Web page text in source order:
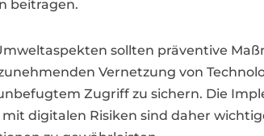
beitragen.
sollten präventive
Vernetzung von
Zugriff zu sichern. Die
digitalen Risiken sind daher